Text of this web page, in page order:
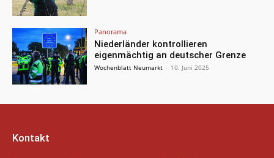
Panorama
Niederländer kontrollieren
eigenmächtig an deutscher Grenze
Wochenblatt Neumarkt - 10. Juni 2025
Kontakt